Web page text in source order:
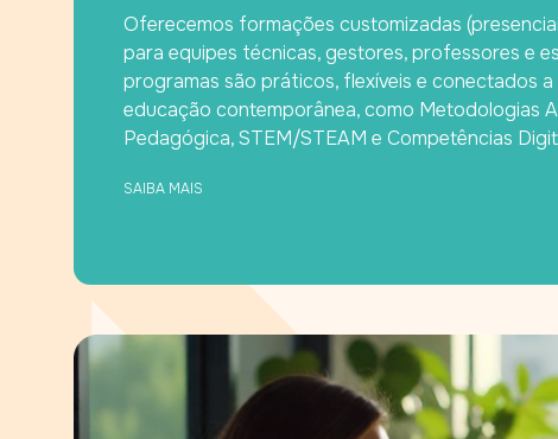
Oferecemos formações customizadas
para equipes técnicas, gestores, professores e
programas são práticos, flexíveis e conectados
educação contemporânea, como Metodologias
Pedagógica, STEM/STEAM e Competências
SAIBA MAIS